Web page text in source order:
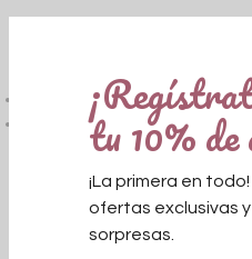
tu 10% de
¡La primera en
ofertas exclusivas
sorpresas.
S/M – 36-38
M/L – 40/42
L